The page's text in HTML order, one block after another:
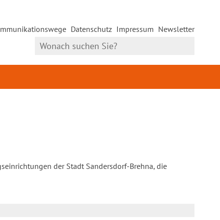
Datenschutz Impressum Newsletter
der Stadt Sandersdorf-Brehna, die